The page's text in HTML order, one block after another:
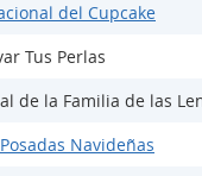
del Cupcake
Tus Perlas
de la Familia de las
Navideñas